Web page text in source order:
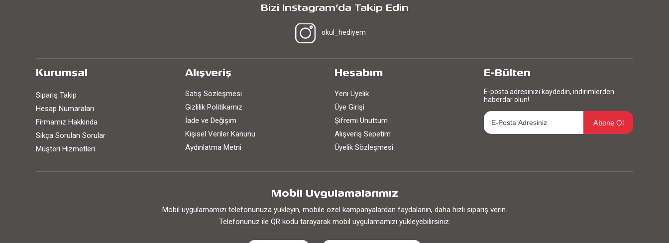
Bizi Instagram’da Takip Edin
okul_hediyem
Kurumsal
Sipariş Takip
Hesap Numaraları
Firmamız Hakkında
Sıkça Sorulan Sorular
Müşteri Hizmetleri
Alışveriş
Satış Sözleşmesi
Gizlilik Politikamız
İade ve Değişim
Kişisel Veriler Kanunu
Aydınlatma Metni
Hesabım
Yeni Üyelik
Üye Girişi
Şifremi Unuttum
Alışveriş Sepetim
Üyelik Sözleşmesi
E-Bülten
E-posta adresinizi kaydedin, indirimlerden
haberdar olun!
Abone Ol
Mobil Uygulamalarımız
Mobil uygulamamızı telefonunuza yükleyin, mobile özel kampanyalardan faydalanın, daha hızlı sipariş verin.
Telefonunuz ile QR kodu tarayarak mobil uygulamamızı yükleyebilirsiniz.